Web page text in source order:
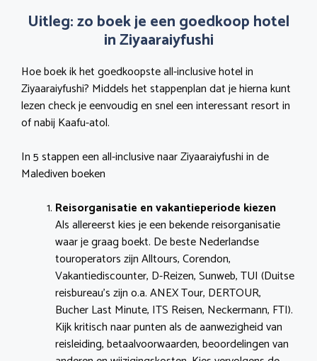
Uitleg: zo boek je een goedkoop hotel
in Ziyaaraiyfushi
Hoe boek ik het goedkoopste all-inclusive hotel in
Ziyaaraiyfushi? Middels het stappenplan dat je hierna kunt
lezen check je eenvoudig en snel een interessant resort in
of nabij Kaafu-atol.
In 5 stappen een all-inclusive naar Ziyaaraiyfushi in de
Malediven boeken
Reisorganisatie en vakantieperiode kiezen
Als allereerst kies je een bekende reisorganisatie
waar je graag boekt. De beste Nederlandse
touroperators zijn Alltours, Corendon,
Vakantiediscounter, D-Reizen, Sunweb, TUI (Duitse
reisbureau’s zijn o.a. ANEX Tour, DERTOUR,
Bucher Last Minute, ITS Reisen, Neckermann, FTI).
Kijk kritisch naar punten als de aanwezigheid van
reisleiding, betaalvoorwaarden, beoordelingen van